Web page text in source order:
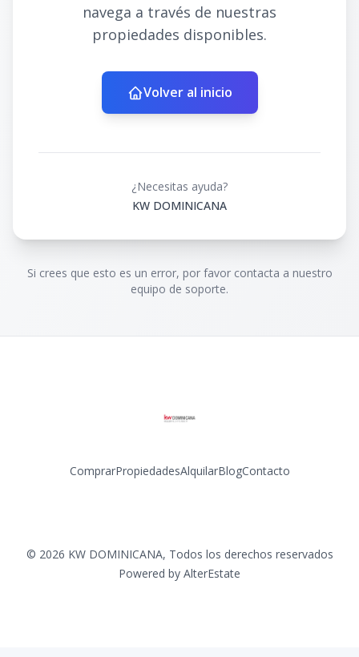
navega a través de nuestras
propiedades disponibles.
Volver al inicio
¿Necesitas ayuda?
KW DOMINICANA
Si crees que esto es un error, por favor contacta a nuestro
equipo de soporte.
ComprarPropiedadesAlquilarBlogContacto
© 2026 KW DOMINICANA, Todos los derechos reservados
Powered by AlterEstate